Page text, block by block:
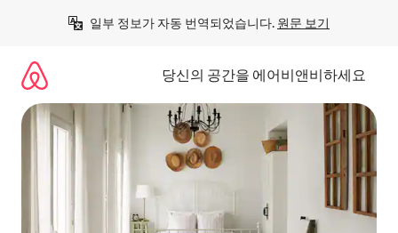
일부 정보가 자동 번역되었습니다. 원문 보기
당신의 공간을 에어비앤비하세요